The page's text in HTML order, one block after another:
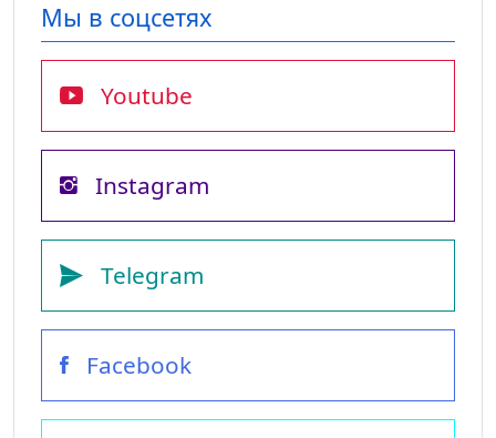
Мы в соцсетях
Youtube
Instagram
Telegram
Facebook